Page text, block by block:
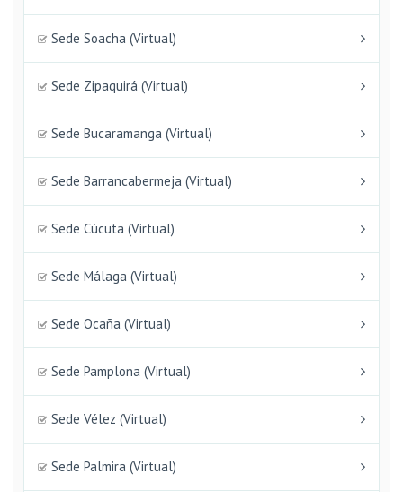
Sede Soacha (Virtual)
Sede Zipaquirá (Virtual)
Sede Bucaramanga (Virtual)
Sede Barrancabermeja (Virtual)
Sede Cúcuta (Virtual)
Sede Málaga (Virtual)
Sede Ocaña (Virtual)
Sede Pamplona (Virtual)
Sede Vélez (Virtual)
Sede Palmira (Virtual)